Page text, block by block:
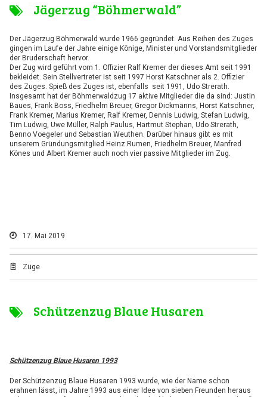
Jägerzug “Böhmerwald”
Der Jägerzug Böhmerwald wurde 1966 gegründet. Aus Reihen des Zuges
gingen im Laufe der Jahre einige Könige, Minister und Vorstandsmitglieder
der Bruderschaft hervor.
Der Zug wird geführt vom 1. Offizier Ralf Kremer der dieses Amt seit 1991
bekleidet. Sein Stellvertreter ist seit 1997 Horst Katschner als 2. Offizier
des Zuges. Spieß des Zuges ist, ebenfalls seit 1991, Udo Strerath.
Insgesamt hat der Böhmerwaldzug 17 aktive Mitglieder die da sind: Justin
Baues, Frank Boss, Friedhelm Breuer, Gregor Dickmanns, Horst Katschner,
Frank Kremer, Marius Kremer, Ralf Kremer, Dennis Ludwig, Stefan Ludwig,
Tim Ludwig, Uwe Müller, Ralph Paulus, Hartmut Stephan, Udo Strerath,
Benno Voegeler und Sebastian Weuthen. Darüber hinaus gibt es mit
unserem Gründungsmitglied Heinz Rumen, Friedhelm Breuer, Manfred
Könes und Albert Kremer auch noch vier passive Mitglieder im Zug.
17. Mai 2019
Züge
Schützenzug Blaue Husaren
Schützenzug Blaue Husaren 1993
Der Schützenzug Blaue Husaren 1993 wurde, wie der Name schon
erahnen lässt, im Jahre 1993 aus einer Idee von sieben Freunden heraus